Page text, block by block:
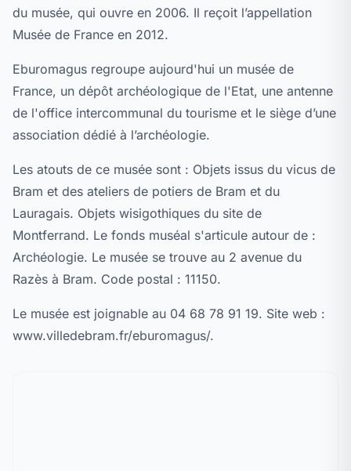
du musée, qui ouvre en 2006. Il reçoit l’appellation
Musée de France en 2012.
Eburomagus regroupe aujourd'hui un musée de
France, un dépôt archéologique de l'Etat, une antenne
de l'office intercommunal du tourisme et le siège d’une
association dédié à l’archéologie.
Les atouts de ce musée sont : Objets issus du vicus de
Bram et des ateliers de potiers de Bram et du
Lauragais. Objets wisigothiques du site de
Montferrand. Le fonds muséal s'articule autour de :
Archéologie. Le musée se trouve au 2 avenue du
Razès à Bram. Code postal : 11150.
Le musée est joignable au 04 68 78 91 19. Site web :
www.villedebram.fr/eburomagus/.